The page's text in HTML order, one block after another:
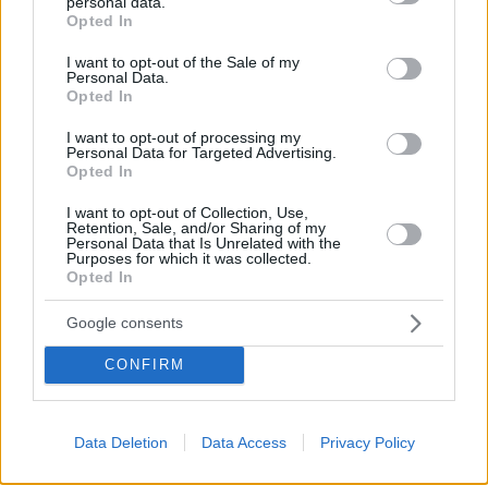
grant or deny consent to Google and its third-party tags to
use your data for below specified purposes in below Google
consent section.
Opted In
I want to opt-out of the Sale of my
Personal Data.
Opted In
I want to opt-out of processing my
Personal Data for Targeted Advertising.
Opted In
I want to opt-out of Collection, Use,
Retention, Sale, and/or Sharing of my
Personal Data that Is Unrelated with the
Purposes for which it was collected.
Opted In
Google consents
CONFIRM
Data Deletion Data Access Privacy Policy